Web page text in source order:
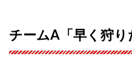
チームA「早く狩り